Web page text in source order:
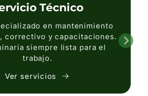
Técnico
en mantenimiento
correctivo y capacitaciones.
siempre lista para el
trabajo.
Ver servicios